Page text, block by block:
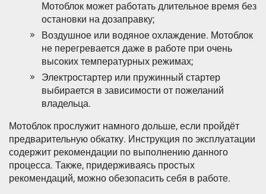
Мотоблок может работать длительное время без
остановки на дозаправку;
Воздушное или водяное охлаждение. Мотоблок
не перегревается даже в работе при очень
высоких температурных режимах;
Электростартер или пружинный стартер
выбирается в зависимости от пожеланий
владельца.
Мотоблок прослужит намного дольше, если пройдёт
предварительную обкатку. Инструкция по эксплуатации
содержит рекомендации по выполнению данного
процесса. Также, придерживаясь простых
рекомендаций, можно обезопасить себя в работе.